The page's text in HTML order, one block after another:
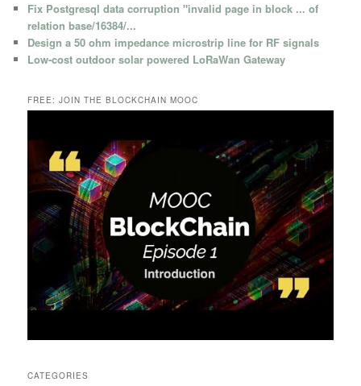
Fix Postgresql data corruption "invalid page in block ... of
relation base/16384/...
Design a 50 ohm impedance microstrip line for RF signals
Low-cost outdoor solar powered LoRaWan Gateway
FREE: JOIN THE BLOCKCHAIN MOOC
CATEGORIES